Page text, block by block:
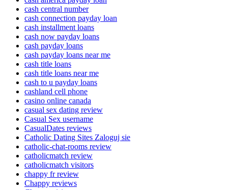
cash central number
cash connection payday loan
cash installment loans
cash now payday loans
cash payday loans
cash payday loans near me
cash title loans
cash title loans near me
cash to u payday loans
cashland cell phone
casino online canada
casual sex dating review
Casual Sex username
CasualDates reviews
Catholic Dating Sites Zaloguj sie
catholic-chat-rooms review
catholicmatch review
catholicmatch visitors
chappy fr review
Chappy reviews